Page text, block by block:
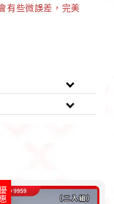
有些微誤差，完美